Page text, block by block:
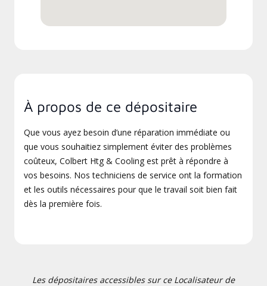
À propos de ce dépositaire
Que vous ayez besoin d’une réparation immédiate ou
que vous souhaitiez simplement éviter des problèmes
coûteux, Colbert Htg & Cooling est prêt à répondre à
vos besoins. Nos techniciens de service ont la formation
et les outils nécessaires pour que le travail soit bien fait
dès la première fois.
Les dépositaires accessibles sur ce Localisateur de